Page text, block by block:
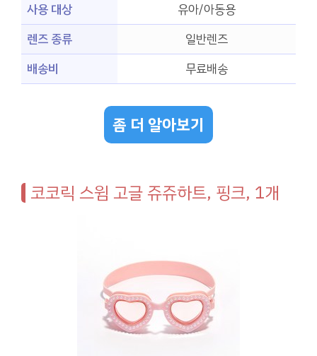
사용 대상
유아/아동용
렌즈 종류
일반렌즈
배송비
무료배송
좀 더 알아보기
코코릭 스윔 고글 쥬쥬하트, 핑크, 1개